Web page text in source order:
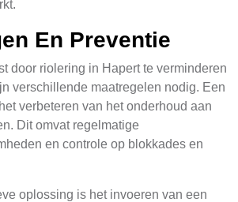
En Preventie
door riolering in Hapert te verminderen
verschillende maatregelen nodig. Een
verbeteren van het onderhoud aan
Dit omvat regelmatige
en controle op blokkades en
oplossing is het invoeren van een